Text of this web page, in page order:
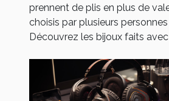
prennent de plis en plus de
choisis par plusieurs personnes
Découvrez les bijoux faits